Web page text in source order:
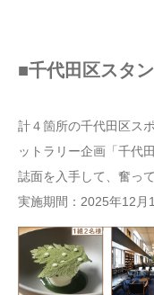
■千代田区スタ
計４箇所の千代田区ス
ットラリー企画「千代
誌面を入手して、奮っ
実施期間：2025年12